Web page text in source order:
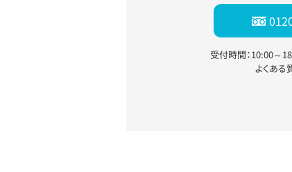
受付時間：10:00～
よくある